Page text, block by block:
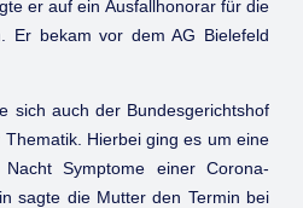
er auf ein Ausfallhonorar für die
Er bekam vor dem AG Bielefeld
sich auch der Bundesgerichtshof
Hierbei ging es um eine
Symptome einer Corona-
sagte die Mutter den Termin bei